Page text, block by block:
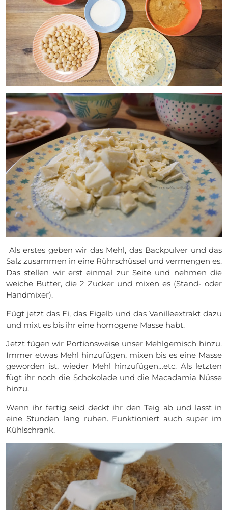
Als erstes geben wir das Mehl, das Backpulver und das
Salz zusammen in eine Rührschüssel und vermengen es.
Das stellen wir erst einmal zur Seite und nehmen die
weiche Butter, die 2 Zucker und mixen es (Stand- oder
Handmixer).
Fügt jetzt das Ei, das Eigelb und das Vanilleextrakt dazu
und mixt es bis ihr eine homogene Masse habt.
Jetzt fügen wir Portionsweise unser Mehlgemisch hinzu.
Immer etwas Mehl hinzufügen, mixen bis es eine Masse
geworden ist, wieder Mehl hinzufügen…etc. Als letzten
fügt ihr noch die Schokolade und die Macadamia Nüsse
hinzu.
Wenn ihr fertig seid deckt ihr den Teig ab und lasst in
eine Stunden lang ruhen. Funktioniert auch super im
Kühlschrank.